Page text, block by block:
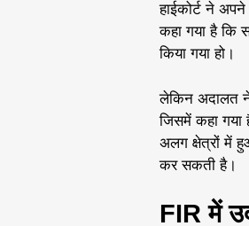
हाईकोर्ट ने
कहा गया है कि
किया गया हो।
लेकिन अदालत ने
जिसमें कहा
अलग क्षेत्रों में
कर सकती है।
FIR में